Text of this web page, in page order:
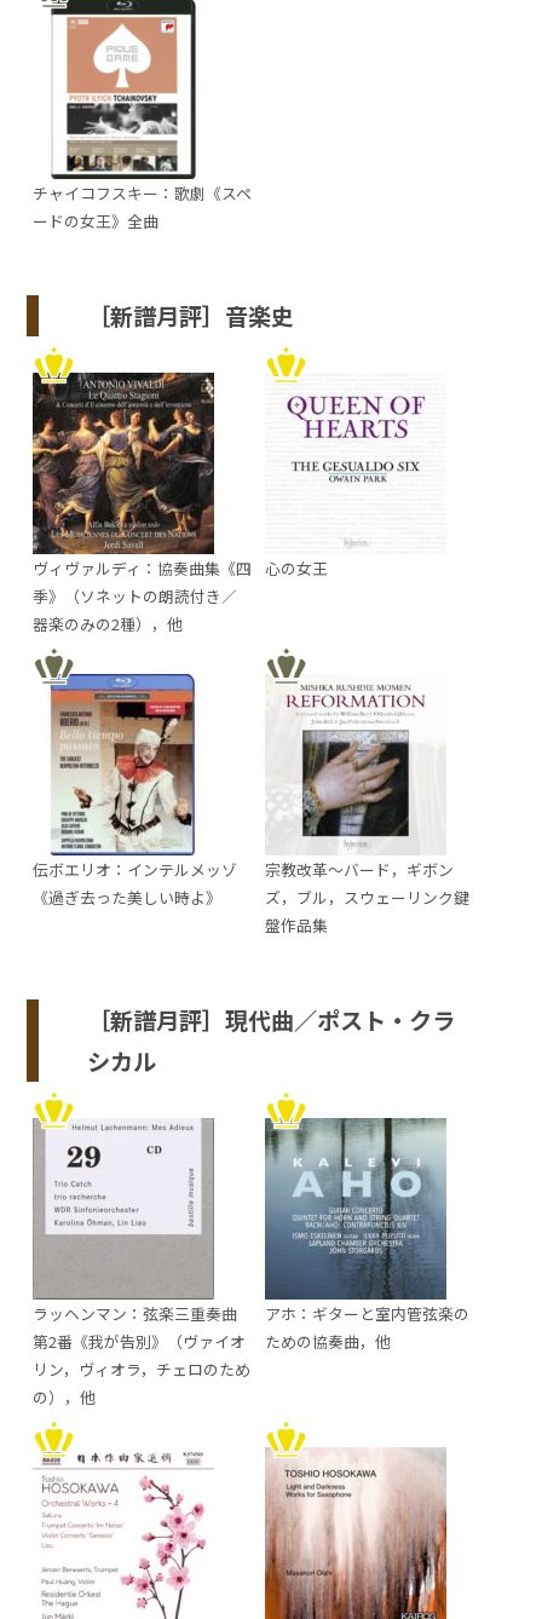
チャイコフスキー：歌劇《スペ
ードの女王》全曲
［新譜月評］音楽史
ヴィヴァルディ：協奏曲集《四
季》（ソネットの朗読付き／
器楽のみの2種），他
心の女王
伝ボエリオ：インテルメッゾ
《過ぎ去った美しい時よ》
宗教改革～バード，ギボン
ズ，ブル，スウェーリンク鍵
盤作品集
［新譜月評］現代曲／ポスト・クラ
シカル
ラッヘンマン：弦楽三重奏曲
第2番《我が告別》（ヴァイオ
リン，ヴィオラ，チェロのため
の），他
アホ：ギターと室内管弦楽の
ための協奏曲，他